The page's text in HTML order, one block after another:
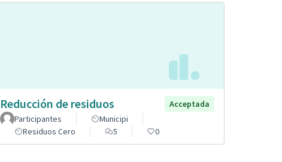
Reducción de residuos
Acceptada
Participantes
Municipi
Residuos Cero
5 0